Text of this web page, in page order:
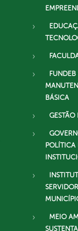
BÁSICA
GESTÃO
POLÍTICA
MEIO